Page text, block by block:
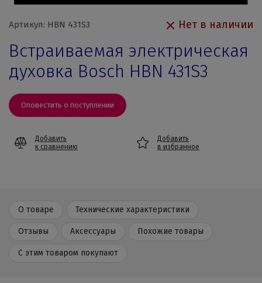
Артикул: HBN 431S3 Нет в наличии
Встраиваемая электрическая
духовка Bosch HBN 431S3
Оповестить о поступлении
Добавить
к сравнению
Добавить
в избранное
О товаре Технические характеристики
Отзывы Аксессуары Похожие товары
С этим товаром покупают